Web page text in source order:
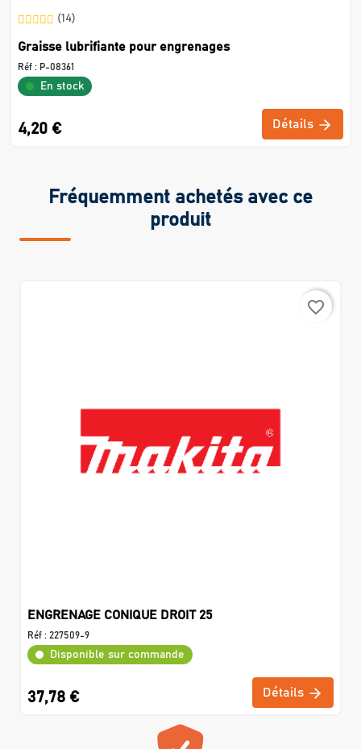
(14)
Graisse lubrifiante pour engrenages
Réf : P-08361
En stock
4,20 € Détails
Fréquemment achetés avec ce
produit
favorite_border
ENGRENAGE CONIQUE DROIT 25
Réf : 227509-9
Disponible sur commande
37,78 € Détails